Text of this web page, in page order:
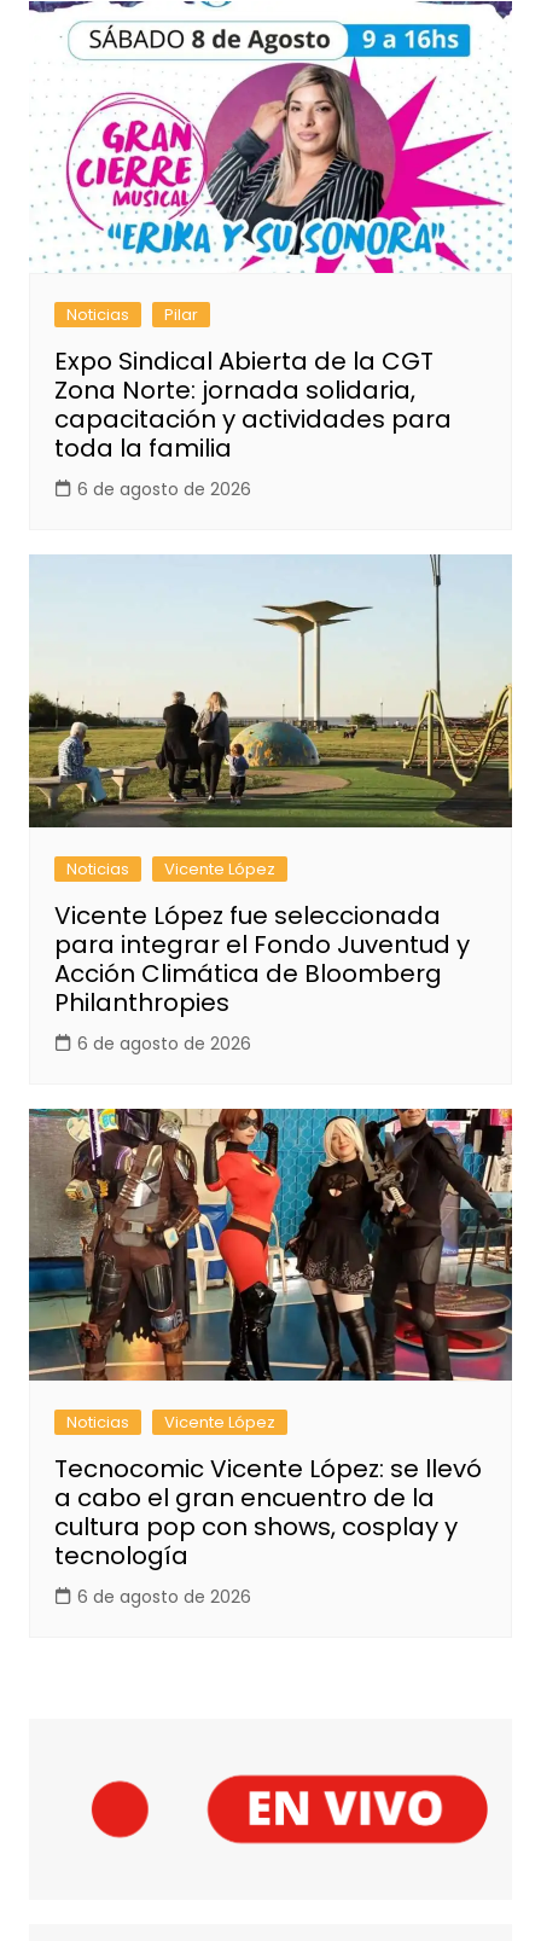
Noticias Pilar
Expo Sindical Abierta de la CGT
Zona Norte: jornada solidaria,
capacitación y actividades para
toda la familia
6 de agosto de 2026
Noticias Vicente López
Vicente López fue seleccionada
para integrar el Fondo Juventud y
Acción Climática de Bloomberg
Philanthropies
6 de agosto de 2026
Noticias Vicente López
Tecnocomic Vicente López: se llevó
a cabo el gran encuentro de la
cultura pop con shows, cosplay y
tecnología
6 de agosto de 2026